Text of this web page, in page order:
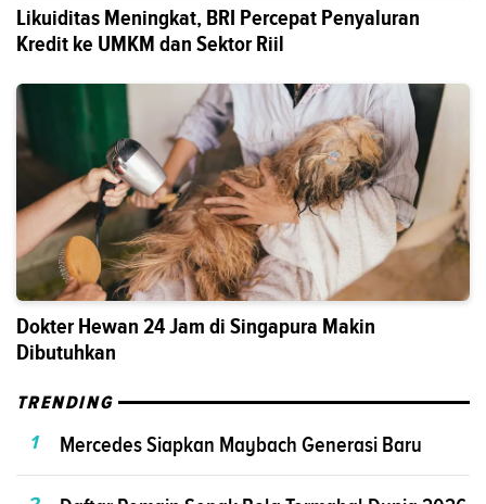
Likuiditas Meningkat, BRI Percepat Penyaluran
Kredit ke UMKM dan Sektor Riil
Dokter Hewan 24 Jam di Singapura Makin
Dibutuhkan
TRENDING
1
Mercedes Siapkan Maybach Generasi Baru